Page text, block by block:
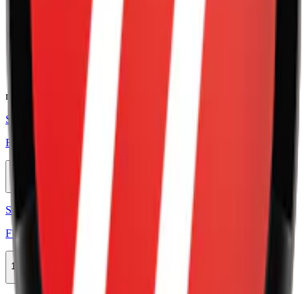
Format/storlek:
slim
jordgubbe
Ingredienser:
vatten, fyllnadsmedel, konsistensgivare, salt,
aromer, sötningsmedel samt nikotin.
relaterade produkter
Styrka Normal · Slim
FUMi Blackcurrant Regular 3
10-pack
325,50 kr
Styrka Normal · Slim
FUMi Blackcurrant Strong 4
10-pack
325,50 kr